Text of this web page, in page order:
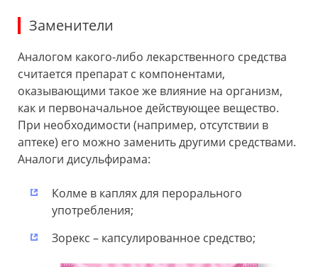
Заменители
Аналогом какого-либо лекарственного средства
считается препарат с компонентами,
оказывающими такое же влияние на организм,
как и первоначальное действующее вещество.
При необходимости (например, отсутствии в
аптеке) его можно заменить другими средствами.
Аналоги дисульфирама:
Колме в каплях для перорального
употребления;
Зорекс – капсулированное средство;